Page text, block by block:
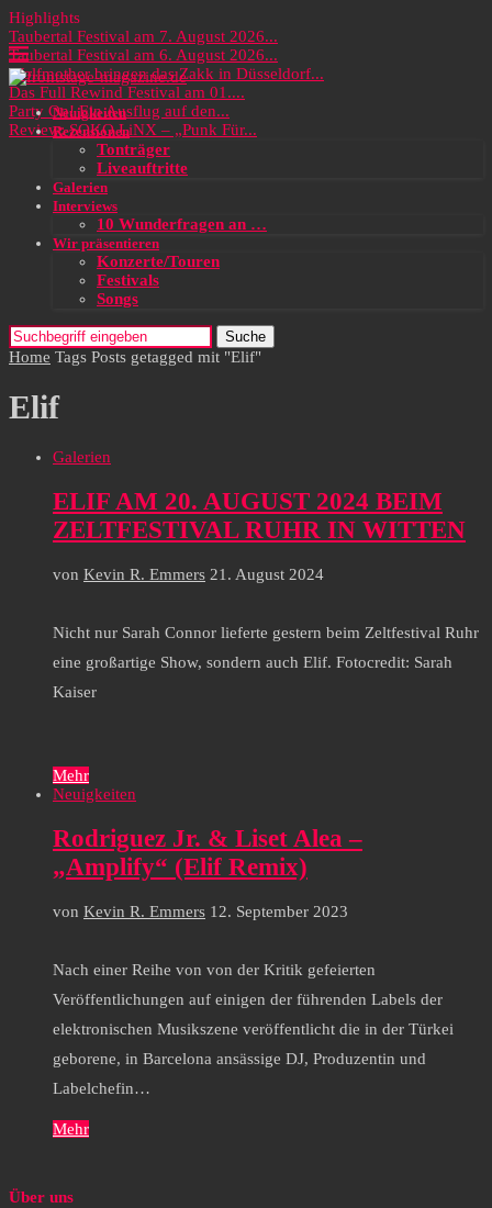
Highlights
Taubertal Festival am 7. August 2026...
Taubertal Festival am 6. August 2026...
Wolfmother bringen das Zakk in Düsseldorf...
Das Full Rewind Festival am 01....
Party On! Ein Ausflug auf den...
Review: SOKO LiNX – „Punk Für...
Neuigkeiten
Rezensionen
Tonträger
Liveauftritte
Galerien
Interviews
10 Wunderfragen an …
Wir präsentieren
Konzerte/Touren
Festivals
Songs
Suche
Home Tags Posts getagged mit "Elif"
Elif
Galerien
ELIF AM 20. AUGUST 2024 BEIM
ZELTFESTIVAL RUHR IN WITTEN
von Kevin R. Emmers 21. August 2024
Nicht nur Sarah Connor lieferte gestern beim Zeltfestival Ruhr
eine großartige Show, sondern auch Elif. Fotocredit: Sarah
Kaiser
Mehr
Neuigkeiten
Rodriguez Jr. & Liset Alea –
„Amplify“ (Elif Remix)
von Kevin R. Emmers 12. September 2023
Nach einer Reihe von von der Kritik gefeierten
Veröffentlichungen auf einigen der führenden Labels der
elektronischen Musikszene veröffentlicht die in der Türkei
geborene, in Barcelona ansässige DJ, Produzentin und
Labelchefin…
Mehr
Über uns